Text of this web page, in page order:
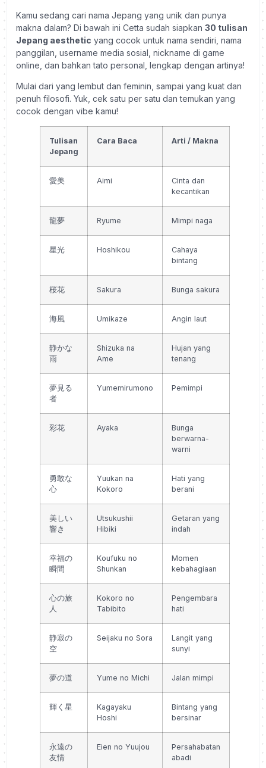
Kamu sedang cari nama Jepang yang unik dan punya
makna dalam? Di bawah ini Cetta sudah siapkan 30 tulisan
Jepang aesthetic yang cocok untuk nama sendiri, nama
panggilan, username media sosial, nickname di game
online, dan bahkan tato personal, lengkap dengan artinya!
Mulai dari yang lembut dan feminin, sampai yang kuat dan
penuh filosofi. Yuk, cek satu per satu dan temukan yang
cocok dengan vibe kamu!
Tulisan
Jepang
Cara Baca Arti / Makna
愛美 Aimi
Cinta dan
kecantikan
龍夢 Ryume Mimpi naga
星光 Hoshikou
Cahaya
bintang
桜花 Sakura Bunga sakura
海風 Umikaze Angin laut
静かな
雨
Shizuka na
Ame
Hujan yang
tenang
夢見る
者
Yumemirumono Pemimpi
彩花 Ayaka
Bunga
berwarna-
warni
勇敢な
心
Yuukan na
Kokoro
Hati yang
berani
美しい
響き
Utsukushii
Hibiki
Getaran yang
indah
幸福の
瞬間
Koufuku no
Shunkan
Momen
kebahagiaan
心の旅
人
Kokoro no
Tabibito
Pengembara
hati
静寂の
空
Seijaku no Sora
Langit yang
sunyi
夢の道 Yume no Michi Jalan mimpi
輝く星
Kagayaku
Hoshi
Bintang yang
bersinar
永遠の
友情
Eien no Yuujou
Persahabatan
abadi